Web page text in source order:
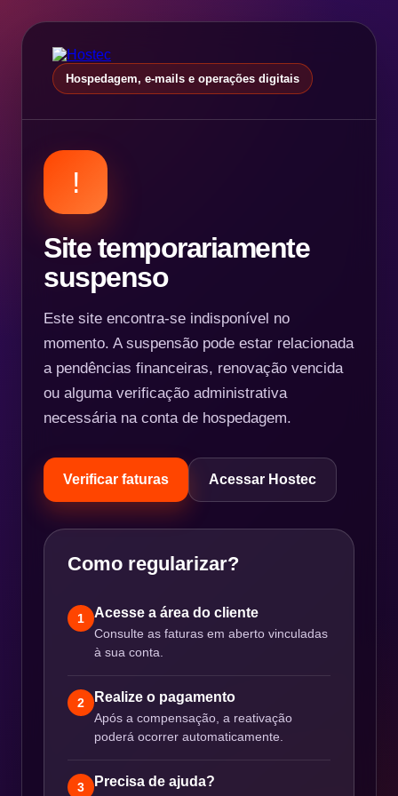
Hospedagem, e-mails e operações digitais
!
Site temporariamente
suspenso
Este site encontra-se indisponível no
momento. A suspensão pode estar relacionada
a pendências financeiras, renovação vencida
ou alguma verificação administrativa
necessária na conta de hospedagem.
Verificar faturas Acessar Hostec
Como regularizar?
1 Acesse a área do cliente
Consulte as faturas em aberto vinculadas
à sua conta.
2 Realize o pagamento
Após a compensação, a reativação
poderá ocorrer automaticamente.
3 Precisa de ajuda?